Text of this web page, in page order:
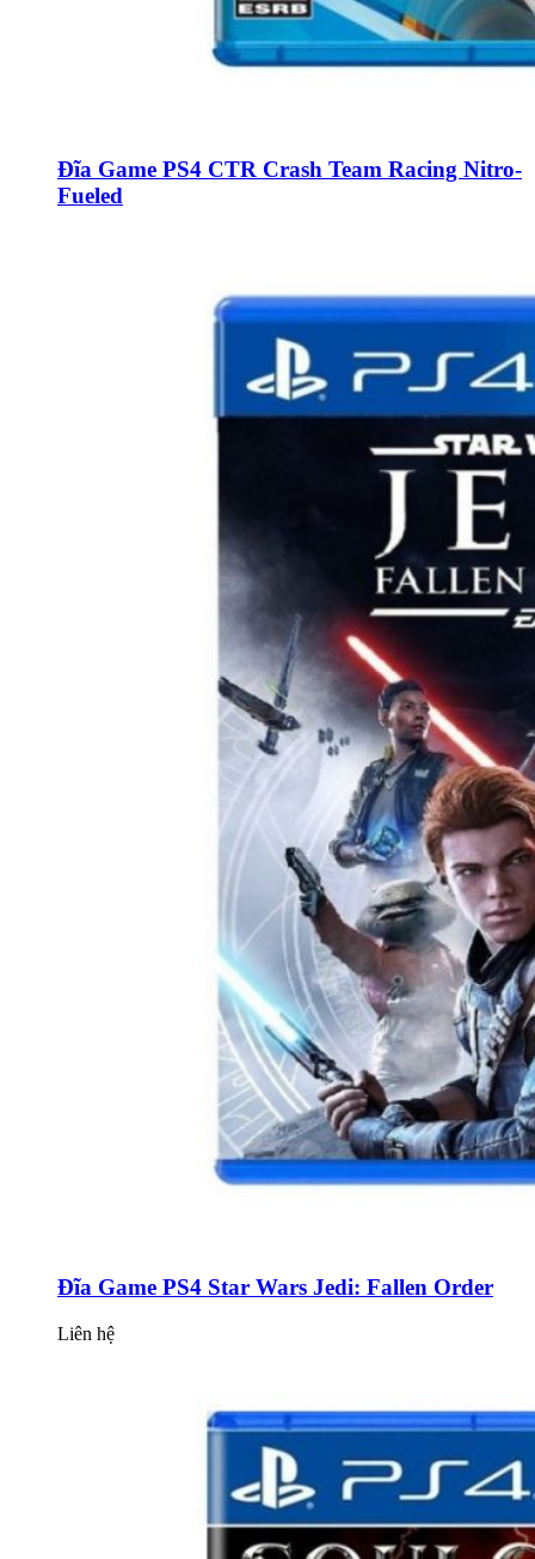
Đĩa Game PS4 CTR Crash Team Racing Nitro-
Fueled
Đĩa Game PS4 Star Wars Jedi: Fallen Order
Liên hệ